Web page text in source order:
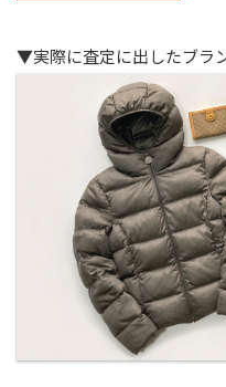
▼実際に査定に出したブラ